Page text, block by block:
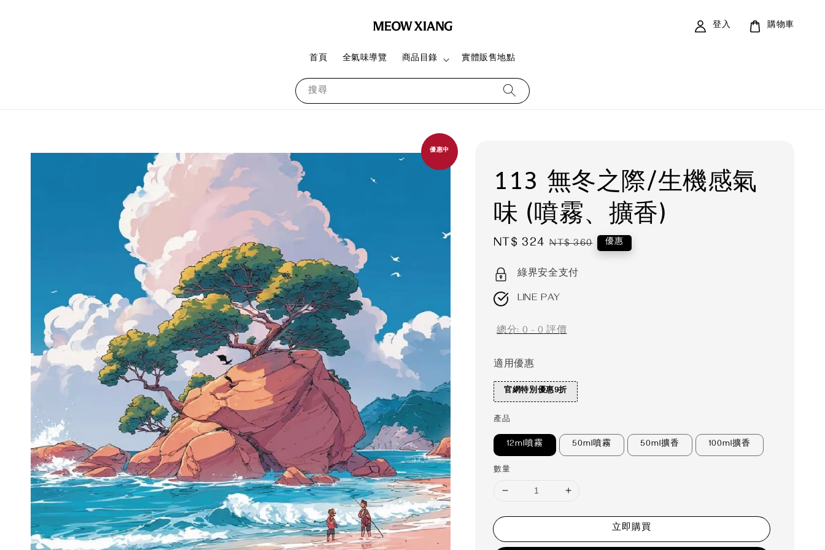
搜尋
首頁 全氣味導覽 商品目錄 實體販售地點
登入 購物車
優惠中
113 無冬之際/生機感氣
味 (噴霧、擴香)
Sale
NT$ 324 Regular
NT$ 360 優惠
綠界安全支付
LINE PAY
總分:0-0評價
適用優惠
官網特別優惠9折
產品
12ml噴霧 50ml噴霧 50ml擴香 100ml擴香
數量
立即購買